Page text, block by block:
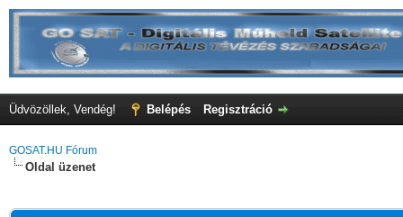
Üdvözöllek, Vendég! Belépés Regisztráció
GOSAT.HU Fórum
Oldal üzenet